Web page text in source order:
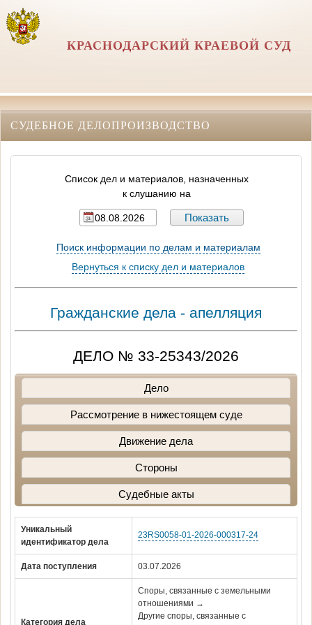
КРАСНОДАРСКИЙ КРАЕВОЙ СУД
СУДЕБНОЕ ДЕЛОПРОИЗВОДСТВО
Список дел и материалов, назначенных
к слушанию на
Поиск информации по делам и материалам
Вернуться к списку дел и материалов
Гражданские дела - апелляция
ДЕЛО № 33-25343/2026
Дело
Рассмотрение в нижестоящем суде
Движение дела
Стороны
Судебные акты
Уникальный
идентификатор дела
23RS0058-01-2026-000317-24
Дата поступления 03.07.2026
Категория дела
Споры, связанные с земельными
отношениями →
Другие споры, связанные с